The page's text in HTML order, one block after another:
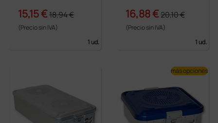
15,15 €18,94 €
(Precio sin IVA)
1 ud.
16,88 €20,10 €
(Precio sin IVA)
1 ud.
más opciones